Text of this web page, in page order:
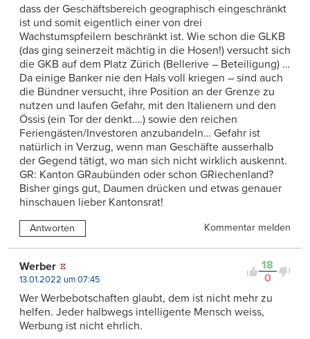
dass der Geschäftsbereich geographisch eingeschränkt
ist und somit eigentlich einer von drei
Wachstumspfeilern beschränkt ist. Wie schon die GLKB
(das ging seinerzeit mächtig in die Hosen!) versucht sich
die GKB auf dem Platz Zürich (Bellerive – Beteiligung) …
Da einige Banker nie den Hals voll kriegen – sind auch
die Bündner versucht, ihre Position an der Grenze zu
nutzen und laufen Gefahr, mit den Italienern und den
Össis (ein Tor der denkt….) sowie den reichen
Feriengästen/Investoren anzubandeln… Gefahr ist
natürlich in Verzug, wenn man Geschäfte ausserhalb
der Gegend tätigt, wo man sich nicht wirklich auskennt.
GR: Kanton GRaubünden oder schon GRiechenland?
Bisher gings gut, Daumen drücken und etwas genauer
hinschauen lieber Kantonsrat!
Antworten Kommentar melden
18
0
Werber
13.01.2022 um 07:45
Wer Werbebotschaften glaubt, dem ist nicht mehr zu
helfen. Jeder halbwegs intelligente Mensch weiss,
Werbung ist nicht ehrlich.